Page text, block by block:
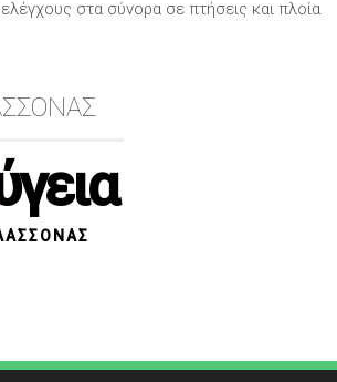
ελέγχους στα σύνορα σε πτήσεις και πλοία